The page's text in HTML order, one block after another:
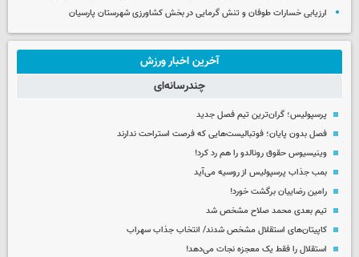
ارزیابی خسارات طوفان و تنش گرمایی در بخش کشاورزی شهرستان پارسیان
آخرین اخبار ورزش
چندرسانه‌ای
پرسپولیس؛ گران‌ترین تیم فصل جدید
فصل بدون پایان؛ فوتبالیست‌هایی که فرصت استراحت ندارند
وینیسیوس حقوق رونالدو را هم رد کرد!
بمب جذاب پرسپولیس از روسیه می‌آید
رامین رضاییان برگشت خورد!
تیم بعدی محمد صلاح مشخص شد
کاپیتان‌های استقلال مشخص شدند/ انتخاب جذاب سهراب
استقلال را فقط یک معجزه نجات می‌دهد!